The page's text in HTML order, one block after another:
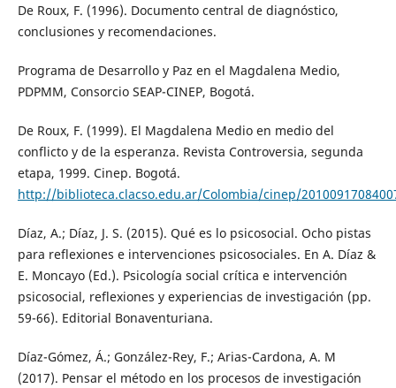
De Roux, F. (1996). Documento central de diagnóstico,
conclusiones y recomendaciones.
Programa de Desarrollo y Paz en el Magdalena Medio,
PDPMM, Consorcio SEAP-CINEP, Bogotá.
De Roux, F. (1999). El Magdalena Medio en medio del
conflicto y de la esperanza. Revista Controversia, segunda
etapa, 1999. Cinep. Bogotá.
http://biblioteca.clacso.edu.ar/Colombia/cinep/
Díaz, A.; Díaz, J. S. (2015). Qué es lo psicosocial. Ocho pistas
para reflexiones e intervenciones psicosociales. En A. Díaz &
E. Moncayo (Ed.). Psicología social crítica e intervención
psicosocial, reflexiones y experiencias de investigación (pp.
59-66). Editorial Bonaventuriana.
Díaz-Gómez, Á.; González-Rey, F.; Arias-Cardona, A. M
(2017). Pensar el método en los procesos de investigación